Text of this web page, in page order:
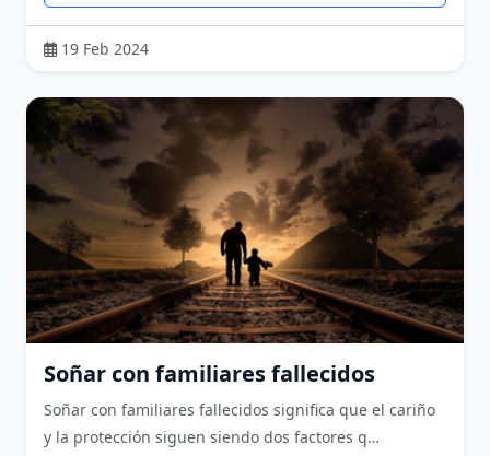
19 Feb 2024
Soñar con familiares fallecidos
Soñar con familiares fallecidos significa que el cariño
y la protección siguen siendo dos factores q…